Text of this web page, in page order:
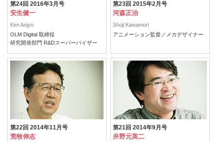
第24回 2016年3月号
安生健一
Ken Anjyo
OLM Digital 取締役
研究開発部門 R&Dスーパーバイザー
第23回 2015年2月号
河森正治
Shoji Kawamori
アニメーション監督／メカデザイナー
第22回 2014年11月号
荒牧伸志
第21回 2014年9月号
井野元英二